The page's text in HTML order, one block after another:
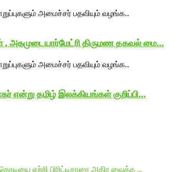
அகமுடையார்மேட்ரி திருமண தகவல் மை...
தமிழ் இலக்கியங்கள் குறிப்பி...